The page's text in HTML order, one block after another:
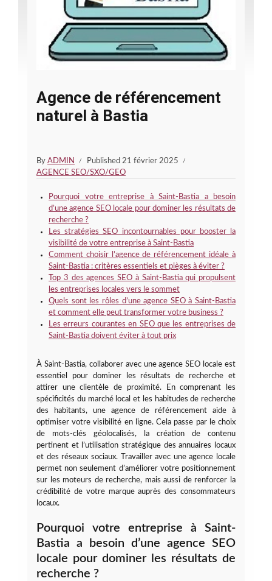
Agence de référencement
naturel à Bastia
By ADMIN Published 21 février 2025
AGENCE SEO/SXO/GEO
Pourquoi votre entreprise à Saint-Bastia a besoin
d’une agence SEO locale pour dominer les résultats de
recherche ?
Les stratégies SEO incontournables pour booster la
visibilité de votre entreprise à Saint-Bastia
Comment choisir l’agence de référencement idéale à
Saint-Bastia : critères essentiels et pièges à éviter ?
Top 3 des agences SEO à Saint-Bastia qui propulsent
les entreprises locales vers le sommet
Quels sont les rôles d’une agence SEO à Saint-Bastia
et comment elle peut transformer votre business ?
Les erreurs courantes en SEO que les entreprises de
Saint-Bastia doivent éviter à tout prix
À Saint-Bastia, collaborer avec une agence SEO locale est
essentiel pour dominer les résultats de recherche et
attirer une clientèle de proximité. En comprenant les
spécificités du marché local et les habitudes de recherche
des habitants, une agence de référencement aide à
optimiser votre visibilité en ligne. Cela passe par le choix
de mots-clés géolocalisés, la création de contenu
pertinent et l’utilisation stratégique des annuaires locaux
et des réseaux sociaux. Travailler avec une agence locale
permet non seulement d’améliorer votre positionnement
sur les moteurs de recherche, mais aussi de renforcer la
crédibilité de votre marque auprès des consommateurs
locaux.
Pourquoi votre entreprise à Saint-
Bastia a besoin d’une agence SEO
locale pour dominer les résultats de
recherche ?